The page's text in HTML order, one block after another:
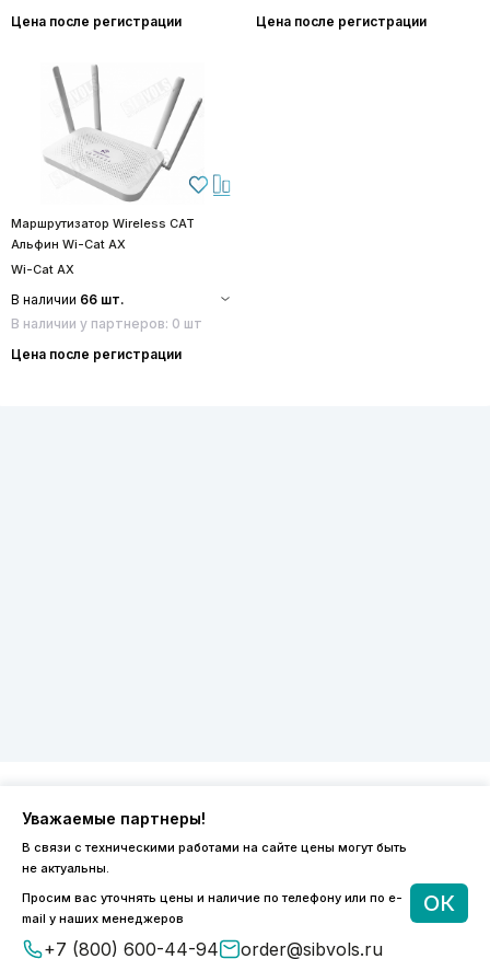
Цена после регистрации
Цена после регистрации
Маршрутизатор Wireless CAT
Альфин Wi-Cat AX
Wi-Cat AX
В наличии 66 шт.
В наличии у партнеров: 0 шт
Цена после регистрации
Уважаемые партнеры!
В связи с техническими работами на сайте цены могут быть
не актуальны.
Просим вас уточнять цены и наличие по телефону или по e-
mail у наших менеджеров
+7 (800) 600-44-94 order@sibvols.ru
ОК
8 (800) 600-44-94
ПН-ПТ 9:00 - 18:00